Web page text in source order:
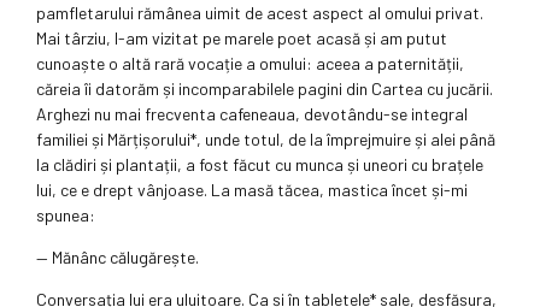
pamfletarului rămânea uimit de acest aspect al omului privat.
Mai târziu, l-am vizitat pe marele poet acasă și am putut
cunoaște o altă rară vocație a omului: aceea a paternității,
căreia îi datorăm și incomparabilele pagini din Cartea cu jucării.
Arghezi nu mai frecventa cafeneaua, devotându-se integral
familiei și Mărțișorului*, unde totul, de la împrejmuire și alei până
la clădiri și plantații, a fost făcut cu munca și uneori cu brațele
lui, ce e drept vânjoase. La masă tăcea, mastica încet și-mi
spunea:
— Mănânc călugărește.
Conversația lui era uluitoare. Ca și în tabletele* sale, desfășura,